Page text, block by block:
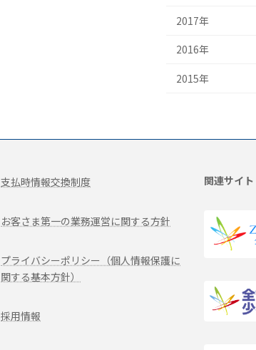
2017年
2016年
2015年
支払時情報交換制度
お客さま第一の業務運営に関する方針
プライバシーポリシー（個人情報保護に
関する基本方針）
採用情報
関連サイト